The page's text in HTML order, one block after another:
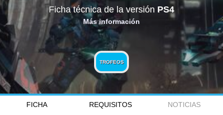
Ficha técnica de la versión PS4
Más información
TROFEOS
FICHA REQUISITOS
NOTICIAS